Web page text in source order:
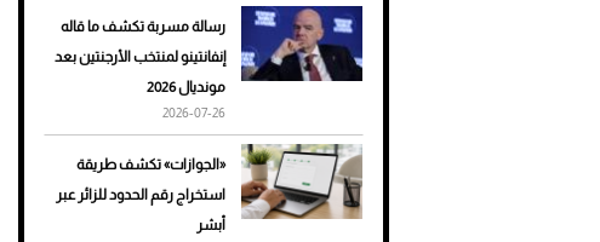
رسالة مسربة تكشف ما قاله
إنفانتينو لمنتخب الأرجنتين بعد
مونديال 2026
2026-07-26
«الجوازات» تكشف طريقة
استخراج رقم الحدود للزائر عبر
أبشر